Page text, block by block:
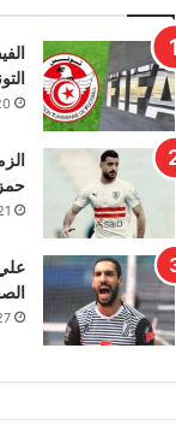
20
21
27